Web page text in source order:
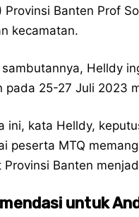
Provinsi Banten Prof
kecamatan.
sambutannya, Helldy
pada 25-27 Juli 2023
ini, kata Helldy,
peserta MTQ
Provinsi Banten
untuk